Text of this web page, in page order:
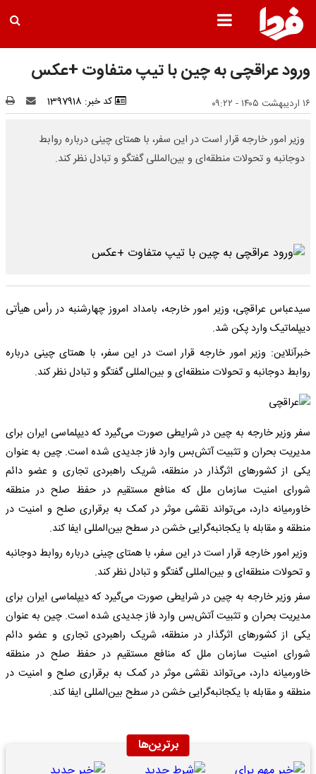
ورود عراقچی به چین با تیپ متفاوت +عکس
۱۶ اردیبهشت ۱۴۰۵ - ۰۹:۲۲ کد خبر: 1397918
وزیر امور خارجه قرار است در این سفر، با همتای چینی درباره روابط
دوجانبه و تحولات منطقه‌ای و بین‌المللی گفتگو و تبادل نظر کند.
سیدعباس عراقچی، وزیر امور خارجه، بامداد امروز چهارشنبه در رأس هیأتی
دیپلماتیک وارد پکن شد.
خبرآنلاین: وزیر امور خارجه قرار است در این سفر، با همتای چینی درباره
روابط دوجانبه و تحولات منطقه‌ای و بین‌المللی گفتگو و تبادل نظر کند.
سفر وزیر خارجه به چین در شرایطی صورت می‌گیرد که دیپلماسی ایران برای
مدیریت بحران و تثبیت آتش‌بس وارد فاز جدیدی شده است. چین به عنوان
یکی از کشورهای اثرگذار در منطقه، شریک راهبردی تجاری و عضو دائم
شورای امنیت سازمان ملل که منافع مستقیم در حفظ صلح در منطقه
خاورمیانه دارد، می‌تواند نقشی موثر در کمک به برقراری صلح و امنیت در
منطقه و مقابله با یکجانبه‌گرایی خشن در سطح بین‌المللی ایفا کند.
وزیر امور خارجه قرار است در این سفر، با همتای چینی درباره روابط دوجانبه
و تحولات منطقه‌ای و بین‌المللی گفتگو و تبادل نظر کند.
سفر وزیر خارجه به چین در شرایطی صورت می‌گیرد که دیپلماسی ایران برای
مدیریت بحران و تثبیت آتش‌بس وارد فاز جدیدی شده است. چین به عنوان
یکی از کشورهای اثرگذار در منطقه، شریک راهبردی تجاری و عضو دائم
شورای امنیت سازمان ملل که منافع مستقیم در حفظ صلح در منطقه
خاورمیانه دارد، می‌تواند نقشی موثر در کمک به برقراری صلح و امنیت در
منطقه و مقابله با یکجانبه‌گرایی خشن در سطح بین‌المللی ایفا کند.
برترین‌ها